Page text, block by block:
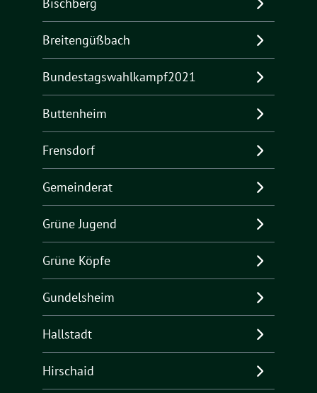
Breitengüßbach
Bundestagswahlkampf2021
Buttenheim
Frensdorf
Gemeinderat
Grüne Jugend
Grüne Köpfe
Gundelsheim
Hallstadt
Hirschaid